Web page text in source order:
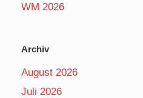
WM 2026
Archiv
August 2026
Juli 2026